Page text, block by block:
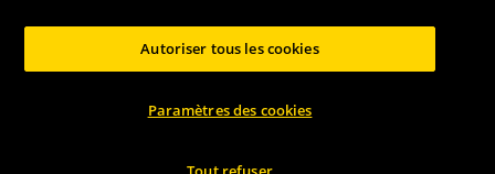
Tous droits réservés
valable pour les clients avec une adhésion de DealClub active.
Paramètres des cookies
Autoriser tous les cookies